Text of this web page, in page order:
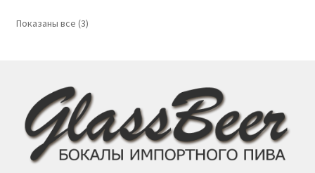
Показаны все (3)